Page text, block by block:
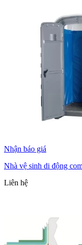
Nhận báo giá
Nhà vệ sinh di động
Liên hệ